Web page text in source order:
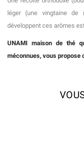
léger (une vingtaine de
développent ces arômes
UNAMI maison de thé
méconnues, vous propose